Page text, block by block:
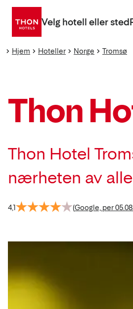
Gå
direkte
Velg hotell eller sted
Hjem Hoteller Norge Tromsø
Thon
Thon Hotel
nærheten av
4,1 (Google, per